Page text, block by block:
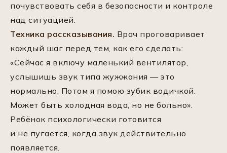
почувствовать себя в безопасности и контроле
над ситуацией.
Техника рассказывания. Врач проговаривает
каждый шаг перед тем, как его сделать:
«Сейчас я включу маленький вентилятор,
услышишь звук типа жужжания — это
нормально. Потом я помою зубик водичкой.
Может быть холодная вода, но не больно».
Ребёнок психологически готовится
и не пугается, когда звук действительно
появляется.